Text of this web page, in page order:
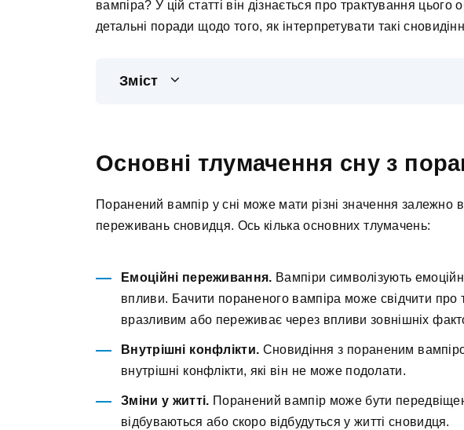
вампіра? У цій статті він дізнається про трактування цього
детальні поради щодо того, як інтерпретувати такі
Зміст
Основні тлумачення сну з
Поранений вампір у сні може мати різні значення залежно
переживань сновидця. Ось кілька основних тлумачень:
Емоційні переживання. Вампіри символізують
впливи. Бачити пораненого вампіра може свідчити про
вразливим або переживає через впливи зовнішніх
Внутрішні конфлікти. Сновидіння з пораненим
внутрішні конфлікти, які він не може подолати.
Зміни у житті. Поранений вампір може бути
відбуваються або скоро відбудуться у житті сновидця.